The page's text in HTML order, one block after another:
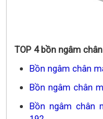
TOP 4 bồn ngâm
Bồn ngâm chân
Bồn ngâm chân
Bồn ngâm chân